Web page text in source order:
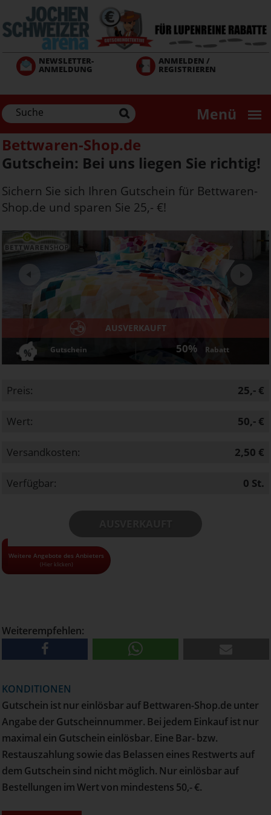
Inhalt
NEWSLETTER-
ANMELDUNG
ANMELDEN /
REGISTRIEREN
Menü
Bettwaren-Shop.de
Gutschein: Bei uns liegen Sie richtig!
Sichern Sie sich Ihren Gutschein für Bettwaren-
Shop.de und sparen Sie 25,- €!
AUSVERKAUFT
Gutschein 50% Rabatt
Preis: 25,- €
Wert: 50,- €
Versandkosten: 2,50 €
Verfügbar: 0 St.
Weitere Angebote des Anbieters
(Hier klicken)
• Alle Gutscheine und Tickets nur solange der Vorrat reicht!
• Pro Haushalt können maximal 10 Gutscheine bestellt
Weiterempfehlen:
KONDITIONEN
Gutschein ist nur einlösbar auf Bettwaren-Shop.de unter
Angabe der Gutscheinnummer. Bei jedem Einkauf ist nur
maximal ein Gutschein einlösbar. Eine Bar- bzw.
Restauszahlung sowie das Belassen eines Restwerts auf
dem Gutschein sind nicht möglich. Nur einlösbar auf
Bestellungen im Wert von mindestens 50,- €.